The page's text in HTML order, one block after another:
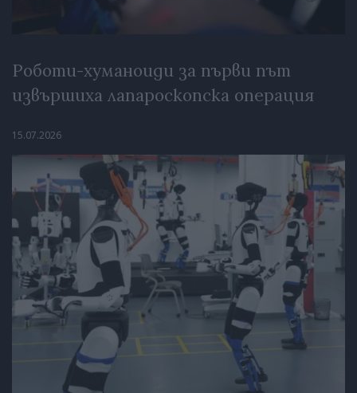
Роботи-хуманоиди за първи път
извършиха лапароскопска операция
15.07.2026